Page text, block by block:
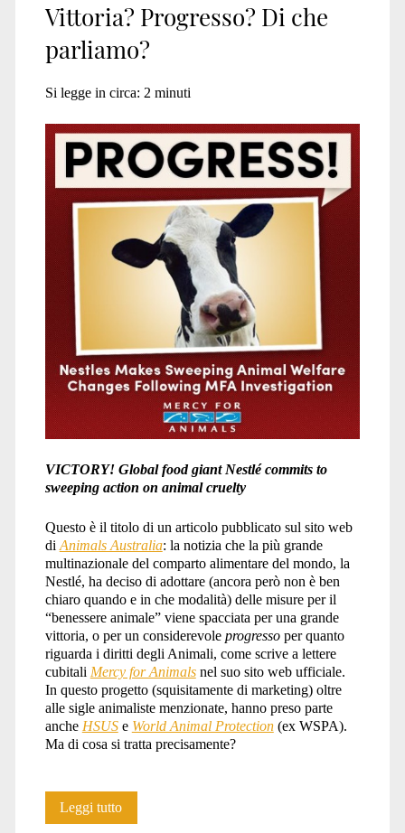
Vittoria? Progresso? Di che
parliamo?
Si legge in circa: 2 minuti
VICTORY! Global food giant Nestlé commits to
sweeping action on animal cruelty
Questo è il titolo di un articolo pubblicato sul sito web
di Animals Australia: la notizia che la più grande
multinazionale del comparto alimentare del mondo, la
Nestlé, ha deciso di adottare (ancora però non è ben
chiaro quando e in che modalità) delle misure per il
“benessere animale” viene spacciata per una grande
vittoria, o per un considerevole progresso per quanto
riguarda i diritti degli Animali, come scrive a lettere
cubitali Mercy for Animalsnel suo sito web ufficiale.
In questo progetto (squisitamente di marketing) oltre
alle sigle animaliste menzionate, hanno preso parte
anche HSUSe World Animal Protection(ex WSPA).
Ma di cosa si tratta precisamente?
Leggi tuttoVittoria?